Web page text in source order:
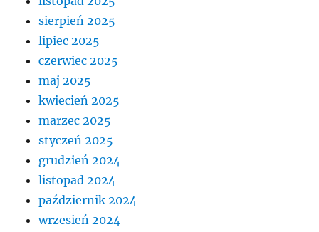
sierpień 2025
lipiec 2025
czerwiec 2025
maj 2025
kwiecień 2025
marzec 2025
styczeń 2025
grudzień 2024
listopad 2024
październik 2024
wrzesień 2024